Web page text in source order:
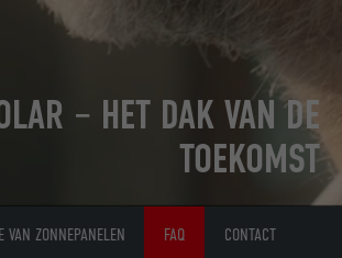
– HET DAK VAN DE
TOEKOMST
ZONNEPANELEN FAQ CONTACT